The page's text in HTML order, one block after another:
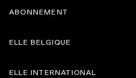
ABONNEMENT
ELLE BELGIQUE
ELLE INTERNATIONAL